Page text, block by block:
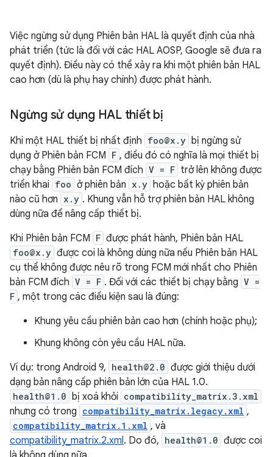
Việc ngừng sử dụng Phiên bản HAL là quyết định của nhà
phát triển (tức là đối với các HAL AOSP, Google sẽ đưa ra
quyết định). Điều này có thể xảy ra khi một phiên bản HAL
cao hơn (dù là phụ hay chính) được phát hành.
Ngừng sử dụng HAL thiết bị
Khi một HAL thiết bị nhất định foo@x.y bị ngừng sử
dụng ở Phiên bản FCM F , điều đó có nghĩa là mọi thiết bị
chạy bằng Phiên bản FCM đích V = F trở lên không được
triển khai foo ở phiên bản x.y hoặc bất kỳ phiên bản
nào cũ hơn x.y . Khung vẫn hỗ trợ phiên bản HAL không
dùng nữa để nâng cấp thiết bị.
Khi Phiên bản FCM F được phát hành, Phiên bản HAL
foo@x.y được coi là không dùng nữa nếu Phiên bản HAL
cụ thể không được nêu rõ trong FCM mới nhất cho Phiên
bản FCM đích V = F . Đối với các thiết bị chạy bằng V =
F , một trong các điều kiện sau là đúng:
Khung yêu cầu phiên bản cao hơn (chính hoặc phụ);
Khung không còn yêu cầu HAL nữa.
Ví dụ: trong Android 9, health@2.0 được giới thiệu dưới
dạng bản nâng cấp phiên bản lớn của HAL 1.0.
health@1.0 bị xoá khỏi compatibility_matrix.3.xml
nhưng có trong compatibility_matrix.legacy.xml ,
compatibility_matrix.1.xml , và
compatibility_matrix.2.xml. Do đó, health@1.0 được coi